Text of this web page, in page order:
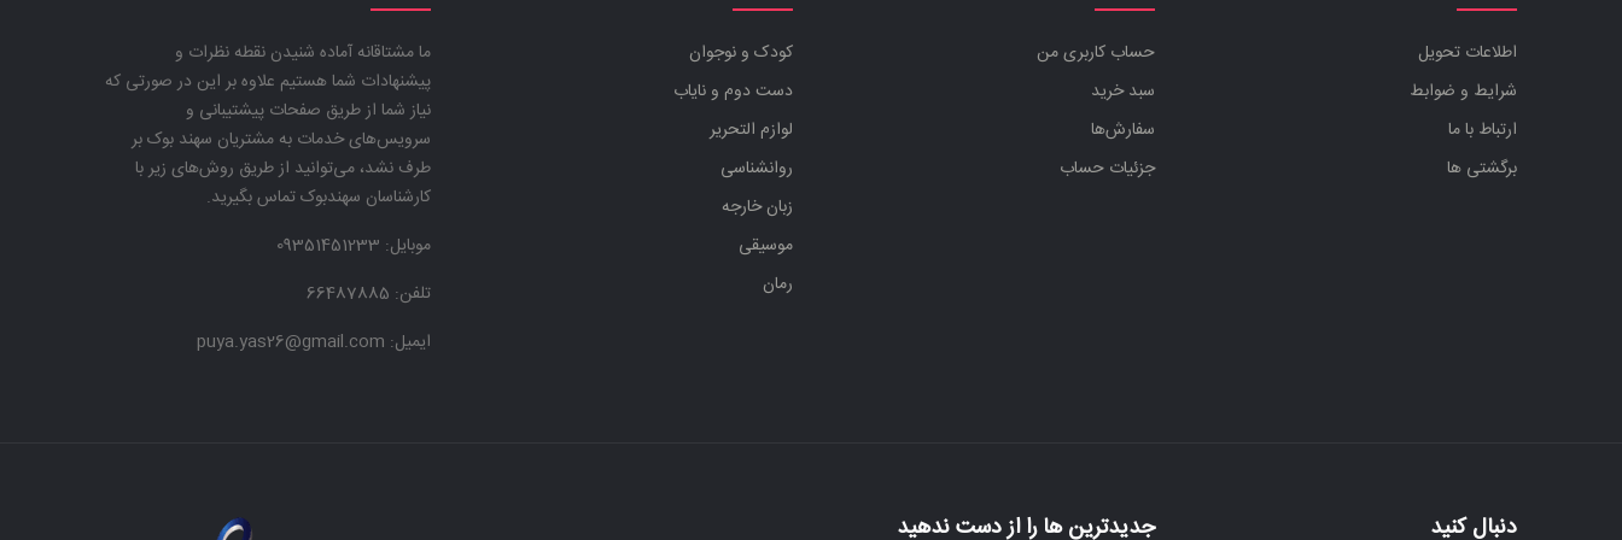
اطلاعات تحویل
شرایط و ضوابط
ارتباط با ما
برگشتی ها
حساب کاربری من
سبد خرید
سفارش‌ها
جزئیات حساب
کودک و نوجوان
دست دوم و نایاب
لوازم التحریر
روانشناسی
زبان خارجه
موسیقی
رمان
ما مشتاقانه آماده شنیدن نقطه نظرات و
پیشنهادات شما هستیم علاوه بر این در صورتی که
نیاز شما از طریق صفحات پیشتیبانی و
سرویس‌های خدمات به مشتریان سهند بوک بر
طرف نشد، می‌توانید از طریق روش‌های زیر با
کارشناسان سهندبوک تماس بگیرید.
موبایل:
تلفن: 66487885
ایمیل: puya.yas26@gmail.com
دنبال کنید جدیدترین ها را از دست ندهید